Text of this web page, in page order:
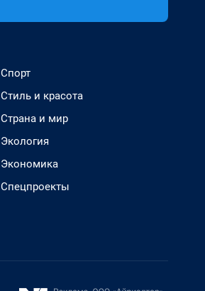
Спорт
Стиль и красота
Страна и мир
Экология
Экономика
Спецпроекты